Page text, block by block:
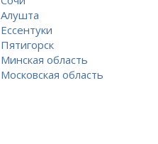
Алушта
Ессентуки
Пятигорск
Минская область
Московская область